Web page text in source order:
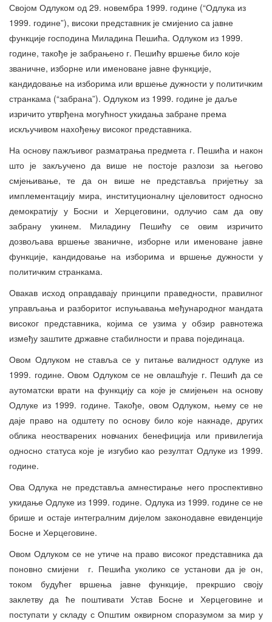
Својом Одлуком од 29. новембра 1999. године (“Одлука из
1999. године”), високи представник је смијенио са јавне
функције господина Миладина Пешића. Одлуком из 1999.
године, такође је забрањено г. Пешићу вршење било које
званичне, изборне или именоване јавне функције,
кандидовање на изборима или вршење дужности у политичким
странкама (“забрана”). Одлуком из 1999. године је даље
изричито утврђена могућност укидања забране према
искључивом нахођењу високог представника.
На основу пажљивог разматрања предмета г. Пешића и након
што је закључено да више не постоје разлози за његово
смјењивање, те да он више не представља пријетњу за
имплементацију мира, институционалну цјеловитост односно
демократију у Босни и Херцеговини, одлучио сам да ову
забрану укинем. Миладину Пешићу се овим изричито
дозвољава вршење званичне, изборне или именоване јавне
функције, кандидовање на изборима и вршење дужности у
политичким странкама.
Овакав исход оправдавају принципи праведности, правилног
управљања и разборитог испуњавања међународног мандата
високог представника, којима се узима у обзир равнотежа
између заштите државне стабилности и права појединаца.
Овом Одлуком не ставља се у питање валидност одлуке из
1999. године. Овом Одлуком се не овлашћује г. Пешић да се
аутоматски врати на функцију са које је смијењен на основу
Одлуке из 1999. године. Такође, овом Одлуком, њему се не
даје право на одштету по основу било које накнаде, других
облика неостварених новчаних бенефиција или привилегија
односно статуса које је изгубио као резултат Одлуке из 1999.
године.
Ова Одлука не представља амнестирање него проспективно
укидање Одлуке из 1999. године. Одлука из 1999. године се не
брише и остаје интегралним дијелом законодавне евиденције
Босне и Херцеговине.
Овом Одлуком се не утиче на право високог представника да
поновно смијени г. Пешића уколико се установи да је он,
током будућег вршења јавне функције, прекршио своју
заклетву да ће поштивати Устав Босне и Херцеговине и
поступати у складу с Општим оквирном споразумом за мир у